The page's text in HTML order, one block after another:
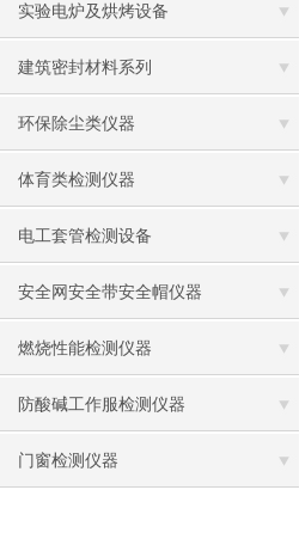
实验电炉及烘烤设备
建筑密封材料系列
环保除尘类仪器
体育类检测仪器
电工套管检测设备
安全网安全带安全帽仪器
燃烧性能检测仪器
防酸碱工作服检测仪器
门窗检测仪器